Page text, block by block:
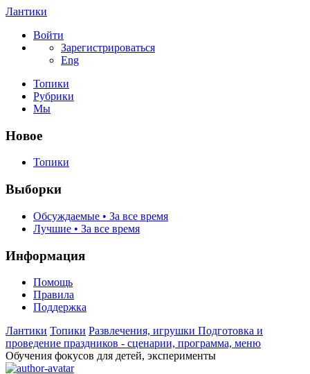
Лантики
Войти
Зарегистрироваться
Eng
Топики
Рубрики
Мы
Новое
Топики
Выборки
Обсуждаемые • За все время
Лучшие • За все время
Информация
Помощь
Правила
Поддержка
Лантики Топики Развлечения, игрушки Подготовка и
проведение праздников - сценарии, программа, меню
Обучения фокусов для детей, эксперименты